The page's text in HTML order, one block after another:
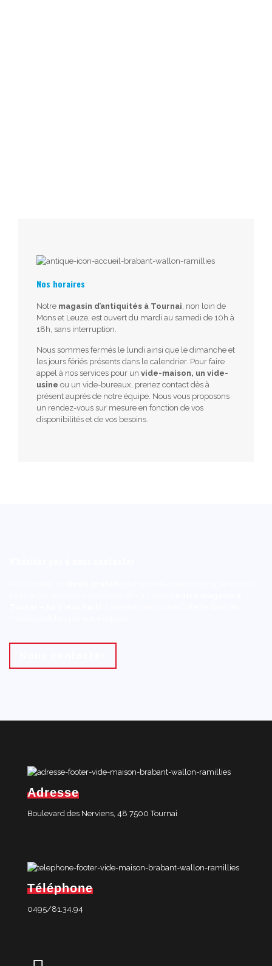
Nos horaires
Notre magasin d’antiquités à Tournai , non loin de
Mons et Leuze, est ouvert du mardi au samedi de 10h à
18h, sans interruption.
Nous sommes fermés le lundi ainsi que le dimanche et
les jours fériés présents dans le calendrier. Pour faire
appel à nos services pour un vide-maison, un vide-
usine ou un vide-bureaux, prenez contact dès à
présent auprès de notre équipe. Nous vous proposons
un rendez-vous sur mesure en fonction de vos
disponibilités et de vos besoins.
Adresse
Boulevard des Nerviens, 48 7500 Tournai
Téléphone
0495/81.34.94